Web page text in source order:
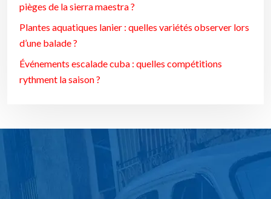
pièges de la sierra maestra ?
Plantes aquatiques lanier : quelles variétés observer lors
d’une balade ?
Événements escalade cuba : quelles compétitions
rythment la saison ?